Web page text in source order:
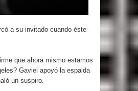
a su invitado cuando éste
que ahora mismo estamos
Gaviel apoyó la espalda
un suspiro.